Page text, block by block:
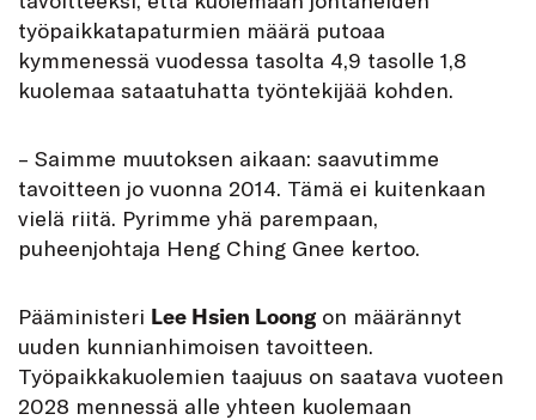
työpaikkatapaturmien määrä putoaa
kymmenessä vuodessa tasolta 4,9 tasolle 1,8
kuolemaa sataatuhatta työntekijää kohden.
– Saimme muutoksen aikaan: saavutimme
tavoitteen jo vuonna 2014. Tämä ei kuitenkaan
vielä riitä. Pyrimme yhä parempaan,
puheenjohtaja Heng Ching Gnee kertoo.
Pääministeri Lee Hsien Loong on määrännyt
uuden kunnianhimoisen tavoitteen.
Työpaikkakuolemien taajuus on saatava vuoteen
2028 mennessä alle yhteen kuolemaan